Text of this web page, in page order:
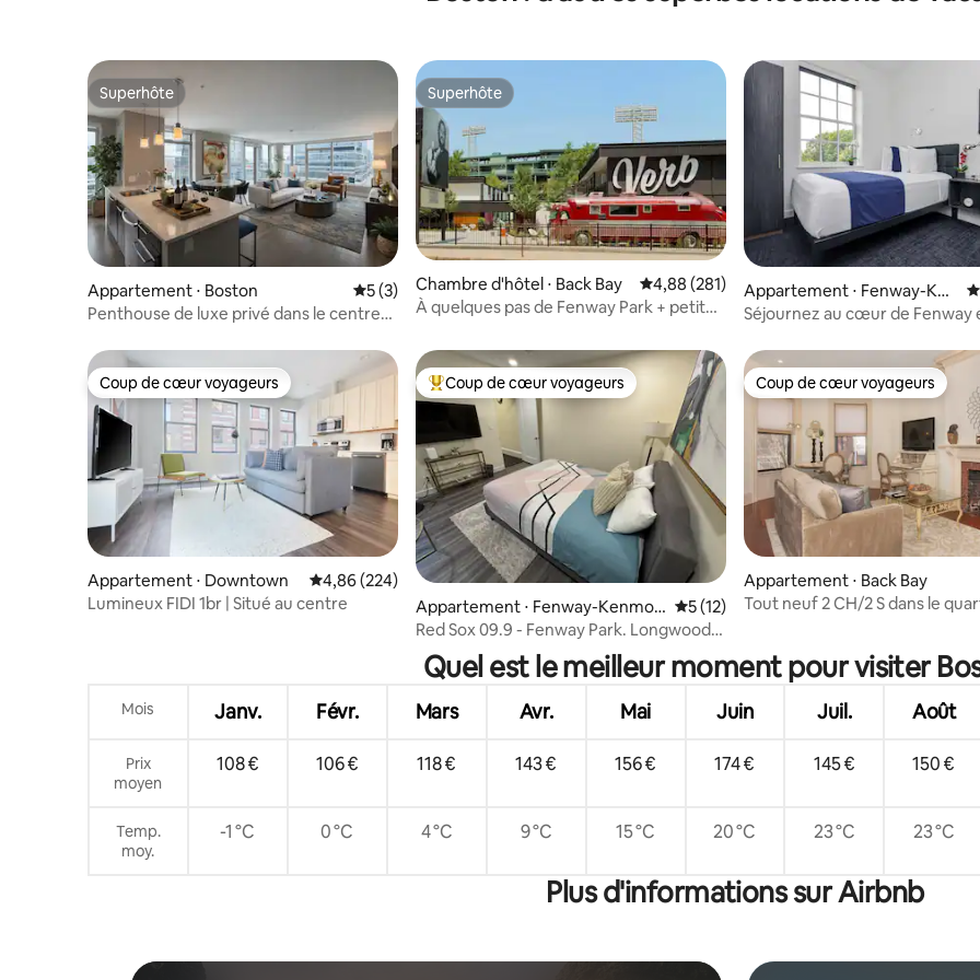
Superhôte
Superhôte
Appartement ⋅ Boston Évaluation moyenne sur la base de 3 commentaires : 5 sur 5
5 (3)
Penthouse de luxe privé dans le centre-
Superhôte
Superhôte
Chambre d'hôtel ⋅ Back Bay Évaluation moyenne sur la base de 281
4,88 (281)
À quelques pas de Fenway Park + petit
Appartement ⋅ Fenway-Ken
more
Séjournez au cœur de Fenway
Coup de cœur voyageurs
Coup de cœur voyageurs
Appartement ⋅ Downtown Évaluation moyenne sur la base de 224 commentaires : 4,86 sur 5
4,86 (224)
Lumineux FIDI 1br | Situé au centre
Coups de cœur voyageurs les plus appréciés
Coup de cœur voyageurs
Appartement ⋅ Fenway-Kenmor
e
Évaluation moyenne sur la base de 12
5 (12)
Red Sox 09.9 - Fenway Park. Longwood
Medical. NEUF.
Coup de cœur voyageurs
Coup de cœur voyageurs
Appartement ⋅ Back Bay
Tout neuf 2 CH/2 S dans le
Quel est le meilleur moment pour visiter
Mois Janv. Févr. Mars Avr. Mai Juin Juil. Août
Prix
moyen
108 € 106 € 118 € 143 € 156 € 174 € 145 € 150 €
Temp.
moy.
-1 °C 0 °C 4 °C 9 °C 15 °C 20 °C 23 °C 23 °C
Plus d'informations sur Airbnb